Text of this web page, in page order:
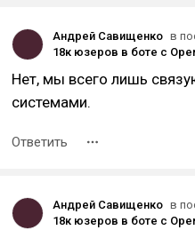
Андрей Савищенко в
Нет, мы всего лишь
системами.
Ответить
Андрей Савищенко в